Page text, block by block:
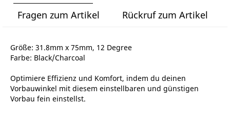
Fragen zum Artikel
Rückruf zum Artikel
Größe: 31.8mm x 75mm, 12 Degree
Farbe: Black/Charcoal
Optimiere Effizienz und Komfort, indem du deinen
Vorbauwinkel mit diesem einstellbaren und günstigen
Vorbau fein einstellst.